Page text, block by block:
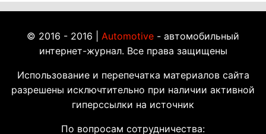
© 2016 - 2016 | Automotive - автомобильный
интернет-журнал. Все права защищены
Использование и перепечатка материалов сайта
разрешены исключтительно при наличии активной
гиперссылки на источник
По вопросам сотрудничества: